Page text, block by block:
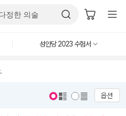
성안당 2023 수험서
옵션